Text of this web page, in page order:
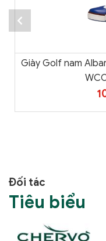
Giày Golf nam
Đối tác
Tiêu biểu